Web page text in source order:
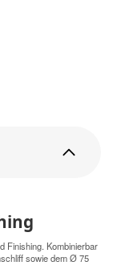
Finishing. Kombinierbar
sowie dem Ø 75